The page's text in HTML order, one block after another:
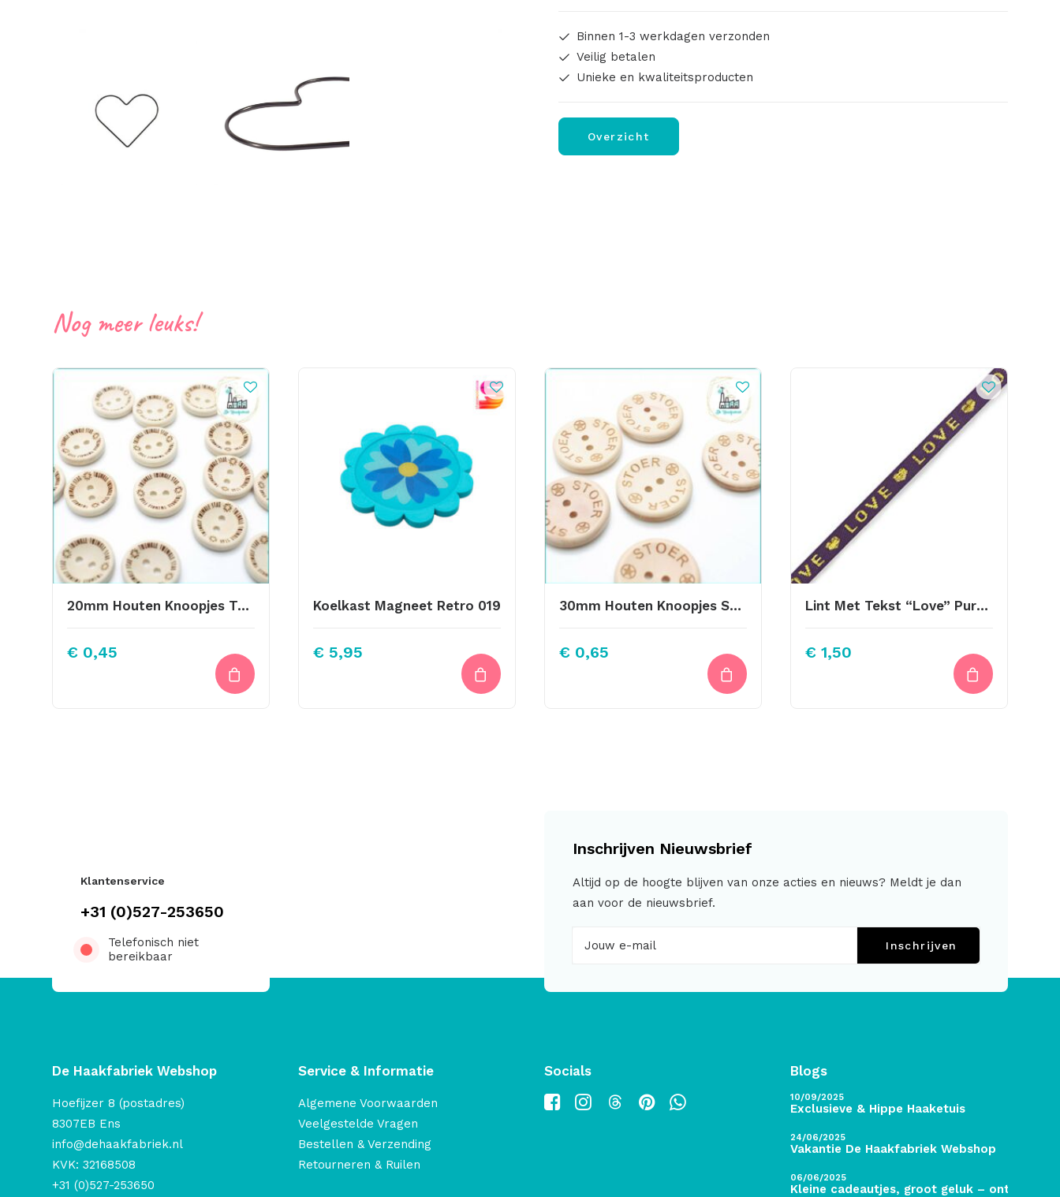
Binnen 1-3 werkdagen verzonden
Veilig betalen
Unieke en kwaliteitsproducten
Overzicht
Nog meer leuks!
20mm Houten Knoopjes Twinkle Twinkle Star Design De Haakfabriek
€ 0,45
Koelkast Magneet Retro 019
€ 5,95
30mm Houten Knoopjes Stoer Design De Haakfabriek
€ 0,65
Lint Met Tekst “Love” Purple-Gold 10mm
€ 1,50
Klantenservice
+31 (0)527-253650
Telefonisch niet
bereikbaar
Inschrijven Nieuwsbrief
Altijd op de hoogte blijven van onze acties en nieuws? Meldt je dan
aan voor de nieuwsbrief.
Inschrijven
De Haakfabriek Webshop
Hoefijzer 8 (postadres)
8307EB Ens
info@dehaakfabriek.nl
KVK: 32168508
+31 (0)527-253650
Service & Informatie
Algemene Voorwaarden
Veelgestelde Vragen
Bestellen & Verzending
Retourneren & Ruilen
Socials Blogs
10/09/2025
Exclusieve & Hippe Haaketuis
24/06/2025
Vakantie De Haakfabriek Webshop
06/06/2025
Kleine cadeautjes, groot geluk – ontdek de